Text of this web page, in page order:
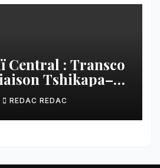
Central : Transco
Tshikapa–
faciliter les
REDAC REDAC